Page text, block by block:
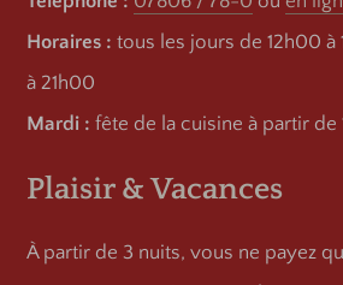
Horaires : tous les jours de 12h00 à
à 21h00
Mardi : fête de la cuisine à partir de
Plaisir & Vacances
À partir de 3 nuits, vous ne payez